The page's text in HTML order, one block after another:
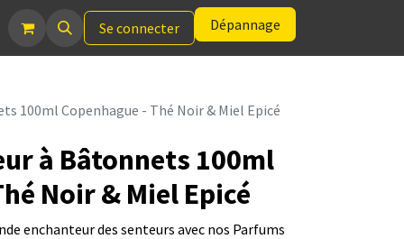
Se connecter Dépannage
100ml Copenhague - Thé Noir & Miel Epicé
à Bâtonnets 100ml
Noir & Miel Epicé
enchanteur des senteurs avec nos Parfums